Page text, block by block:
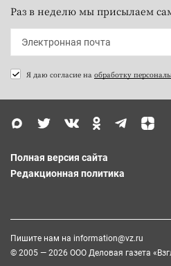
Раз в неделю мы присылаем
Я даю согласие на обработку
Полная версия сайта
Редакционная политика
Пишите нам на information@vz.ru
© 2005 — 2026 ООО Деловая газета